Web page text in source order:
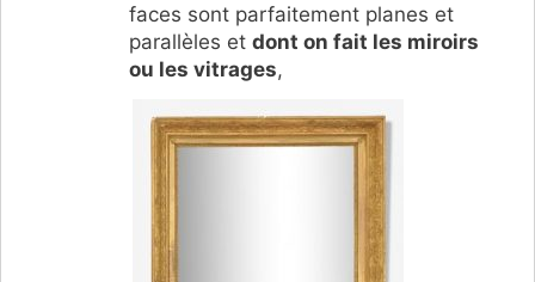
faces sont parfaitement planes et
parallèles et dont on fait les miroirs
ou les vitrages,